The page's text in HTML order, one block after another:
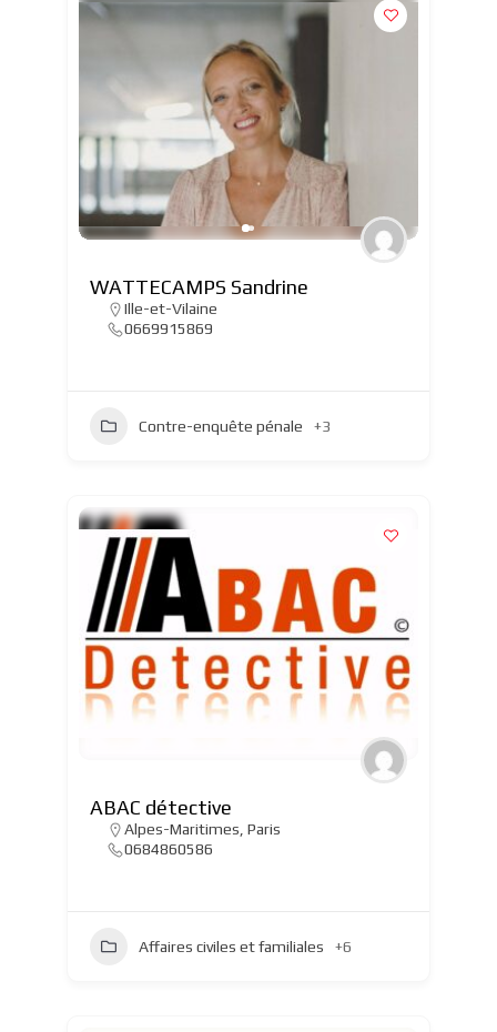
WATTECAMPS Sandrine
Ille-et-Vilaine
0669915869
Contre-enquête pénale +3
ABAC détective
Alpes-Maritimes Paris
0684860586
Affaires civiles et familiales +6